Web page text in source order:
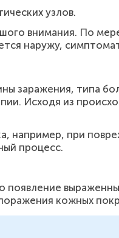
узлов.
внимания. По
наружу,
заражения, типа
Исходя из
например, при
процесс.
кожных